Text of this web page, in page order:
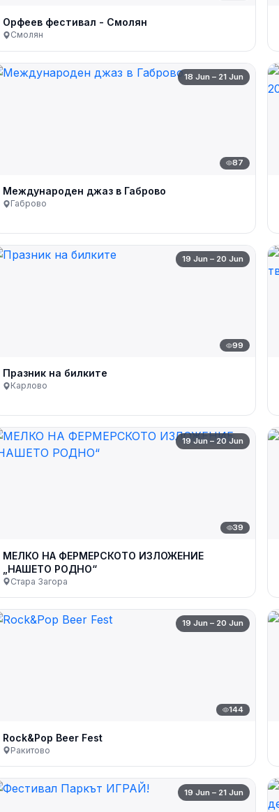
Орфеев фестивал - Смолян
Смолян
18 Jun – 21 Jun
87
Международен джаз в Габрово
Габрово
19 Jun – 20 Jun
99
Празник на билките
Карлово
19 Jun – 20 Jun
39
МЕЛКО НА ФЕРМЕРСКОТО ИЗЛОЖЕНИЕ
„НАШЕТО РОДНО“
Стара Загора
19 Jun – 20 Jun
144
Rock&Pop Beer Fest
Ракитово
19 Jun – 21 Jun